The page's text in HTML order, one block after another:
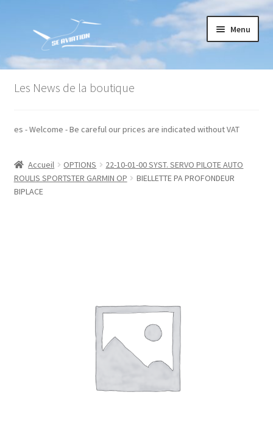
la
navigation
contenu
Menu
Accueil
Conditions générales de vente
Mon compte
Paiement
Les News de la boutique
taxes - Welcome - Be careful our prices are indicated without VAT
Accueil OPTIONS
22-10-01-00 SYST. SERVO PILOTE AUTO
ROULIS SPORTSTER GARMIN OP
BIELLETTE PA PROFONDEUR
BIPLACE